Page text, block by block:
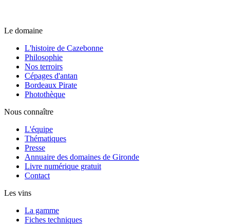
Le domaine
L'histoire de Cazebonne
Philosophie
Nos terroirs
Cépages d'antan
Bordeaux Pirate
Photothèque
Nous connaître
L'équipe
Thématiques
Presse
Annuaire des domaines de Gironde
Livre numérique gratuit
Contact
Les vins
La gamme
Fiches techniques